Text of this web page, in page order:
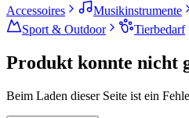
Accessoires
Musikinstrumente
Sport & Outdoor
Tierbedarf
Produkt konnte nicht
Beim Laden dieser Seite ist ein